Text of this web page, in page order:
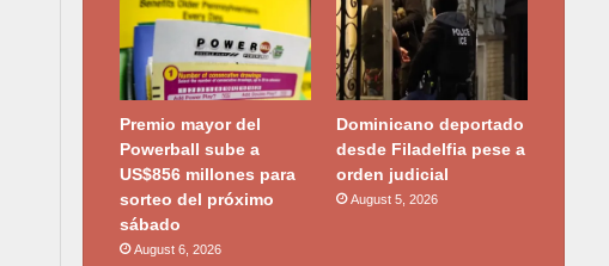
Premio mayor del
Powerball sube a
US$856 millones para
sorteo del próximo
sábado
August 6, 2026
Dominicano deportado
desde Filadelfia pese a
orden judicial
August 5, 2026